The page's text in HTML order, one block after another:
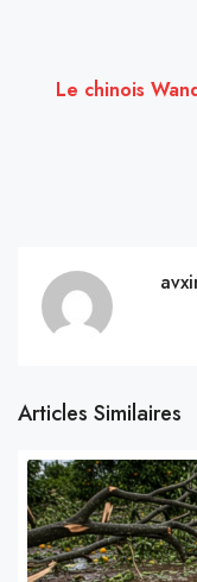
Le chinois
Articles Similaires